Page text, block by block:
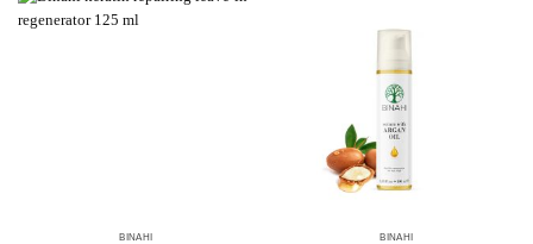
BINAHI BINAHI